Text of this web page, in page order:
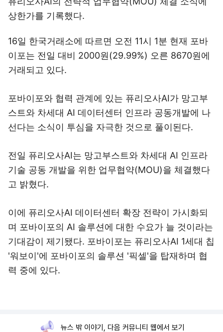
상한가를 기록했다.
16일 한국거래소에 따르면 오전 11시 1분 현재 포바
이포는 전일 대비 2000원(29.99%) 오른 8670원에
거래되고 있다.
포바이포와 협력 관계에 있는 퓨리오사AI가 망고부
스트와 차세대 AI 데이터센터 인프라 공동개발에 나
선다는 소식이 투심을 자극한 것으로 풀이된다.
전일 퓨리오사AI는 망고부스트와 차세대 AI 인프라
기술 공동 개발을 위한 업무협약(MOU)을 체결했다
고 밝혔다.
이에 퓨리오사AI 데이터센터 확장 전략이 가시화되
며 포바이포의 AI 솔루션에 대한 수요가 늘 것이라는
기대감이 제기됐다. 포바이포는 퓨리오사AI 1세대 칩
'워보이'에 포바이포의 솔루션 '픽셀'을 탑재하며 협
력 중에 있다.
뉴스 밖 이야기, 다음 커뮤니티 웹에서 보기